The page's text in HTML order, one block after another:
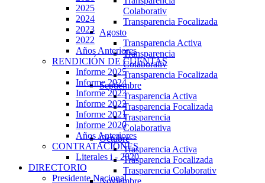
Colaborativ
Transparencia Focalizada
Agosto
Transparencia Activa
Transparencia
Colaborativ
Transparencia Focalizada
Septiembre
Trasparencia Activa
Trasparencia Focalizada
Trasparencia
Colaborativa
Octubre
Trasparencia Activa
Trasparencia Focalizada
Trasparencia Colaborativ
Noviembre
2025
2024
2023
2022
Años Anteriores
RENDICIÓN DE CUENTAS
Informe 2025
Informe 2024
Informe 2023
Informe 2022
Informe 2021
Informe 2020
Años Anteriores
CONTRATACIONES
Literales i - 2020
DIRECTORIO
Presidente Nacional